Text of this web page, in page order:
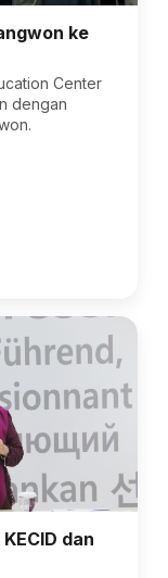
ke
Center
dengan
dan